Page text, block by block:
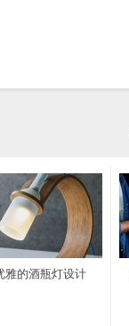
雅的酒瓶灯设计